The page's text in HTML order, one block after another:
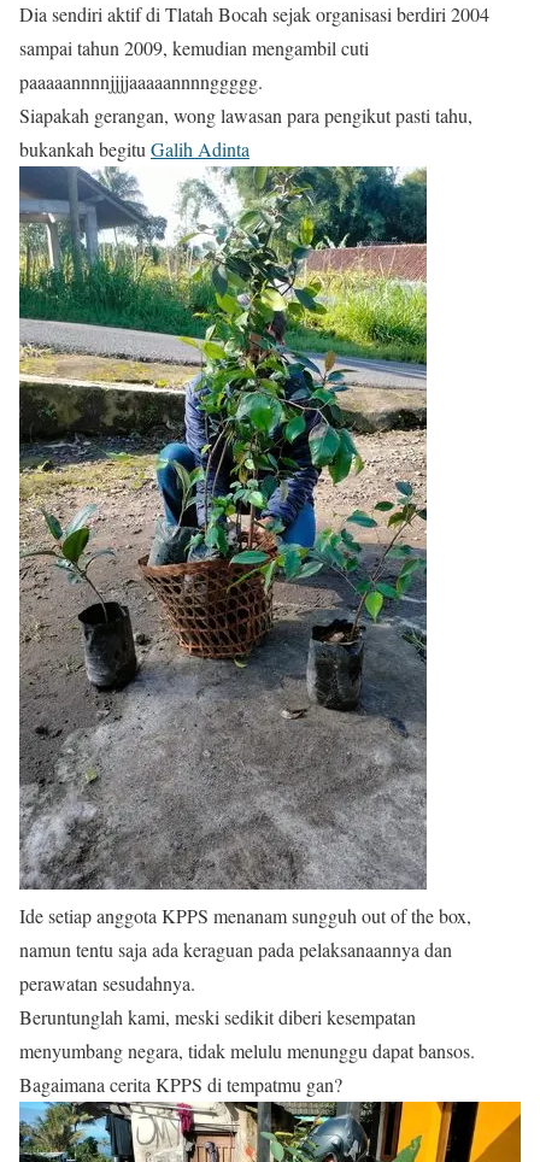
Dia sendiri aktif di Tlatah Bocah sejak organisasi berdiri 2004
sampai tahun 2009, kemudian mengambil cuti
paaaaannnnjjjjaaaaannnnggggg.
Siapakah gerangan, wong lawasan para pengikut pasti tahu,
bukankah begituGalih Adinta
Ide setiap anggota KPPS menanam sungguh out of the box,
namun tentu saja ada keraguan pada pelaksanaannya dan
perawatan sesudahnya.
Beruntunglah kami, meski sedikit diberi kesempatan
menyumbang negara, tidak melulu menunggu dapat bansos.
Bagaimana cerita KPPS di tempatmu gan?